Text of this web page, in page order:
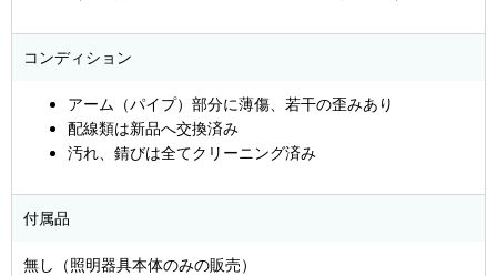
コンディション
アーム（パイプ）部分に薄傷、若干の歪みあり
配線類は新品へ交換済み
汚れ、錆びは全てクリーニング済み
付属品
無し（照明器具本体のみの販売）